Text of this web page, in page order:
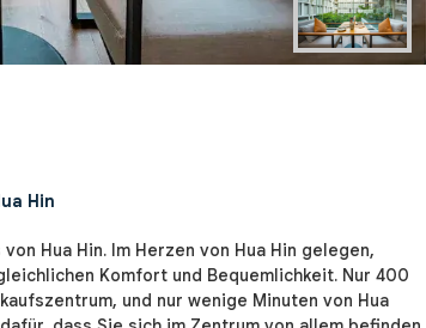
Hin
Hua Hin. Im Herzen von Hua Hin gelegen,
Komfort und Bequemlichkeit. Nur 400
und nur wenige Minuten von Hua